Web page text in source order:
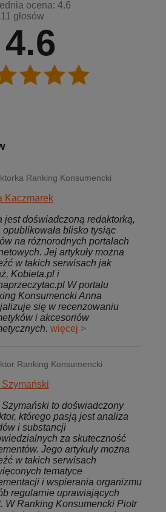
4.6
ocena: 4.6
głosów
Ranking Konsumencki
Kaczmarek
jest doświadczoną redaktorką,
opublikowała blisko tysiąc
na różnorodnych portalach
Jej artykuły można
w takich serwisach jak
Kobieta.pl i
W portalu
Konsumencki Anna
się w recenzowaniu
i akcesoriów
więcej >
Ranking Konsumencki
Szymański
Szymański to doświadczony
którego pasją jest analiza
i substancji
za skuteczność
Jego artykuły można
w takich serwisach
tematyce
i wspierania organizmu
regularnie uprawiających
W Ranking Konsumencki Piotr